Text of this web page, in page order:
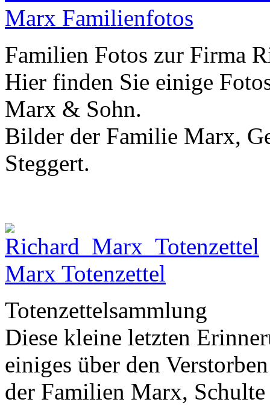
Marx Familienfotos
Familien Fotos zur Firma
Hier finden Sie einige
Marx & Sohn.
Bilder der Familie Marx,
Steggert.
Marx Totenzettel
Totenzettelsammlung
Diese kleine letzten
einiges über den
der Familien Marx, Schulte